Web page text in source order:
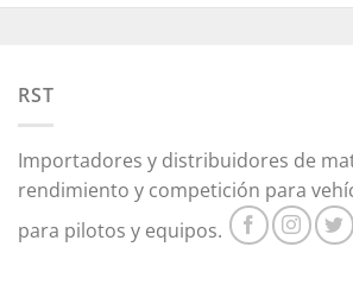
RST
Importadores y distribuidores de
rendimiento y competición para
para pilotos y equipos.